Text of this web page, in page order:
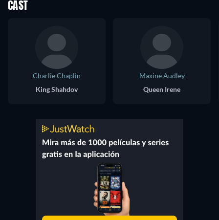
CAST
Charlie Chaplin
King Shahdov
Maxine Audley
Queen Irene